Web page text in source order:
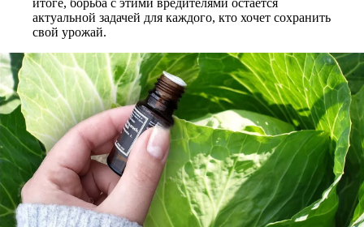
итоге, борьба с этими вредителями остаётся
актуальной задачей для каждого, кто хочет сохранить
свой урожай.